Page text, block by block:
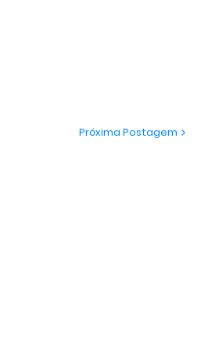
Próxima Postagem